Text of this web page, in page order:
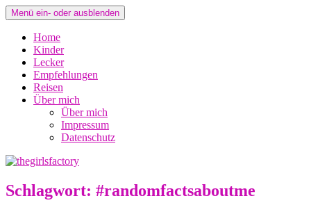
Menü ein- oder ausblenden
Home
Kinder
Lecker
Empfehlungen
Reisen
Über mich
Über mich
Impressum
Datenschutz
Schlagwort: #randomfactsaboutme